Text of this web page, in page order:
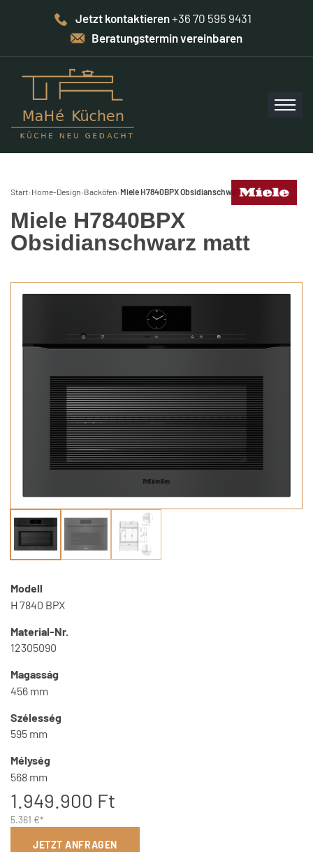
Jetzt kontaktieren+36 70 595 9431
Beratungstermin vereinbaren
Start› Home-Design› Backöfen›Miele H7840BPX Obsidianschwarz matt
Miele H7840BPX
Obsidianschwarz matt
Modell
H 7840 BPX
Material-Nr.
12305090
Magasság
456 mm
Szélesség
595 mm
Mélység
568 mm
1.949.900 Ft
5.361 €*
JETZT ANFRAGEN